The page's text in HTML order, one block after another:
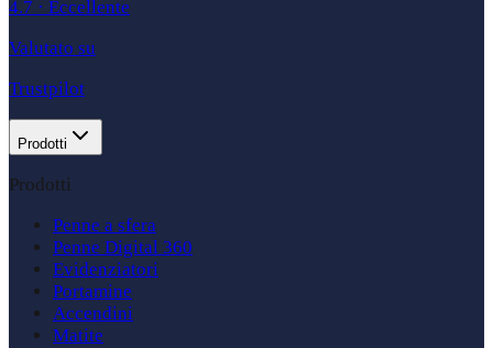
4.7 · Eccellente
Valutato su
Trustpilot
Prodotti
Prodotti
Penne a sfera
Penne Digital 360
Evidenziatori
Portamine
Accendini
Matite